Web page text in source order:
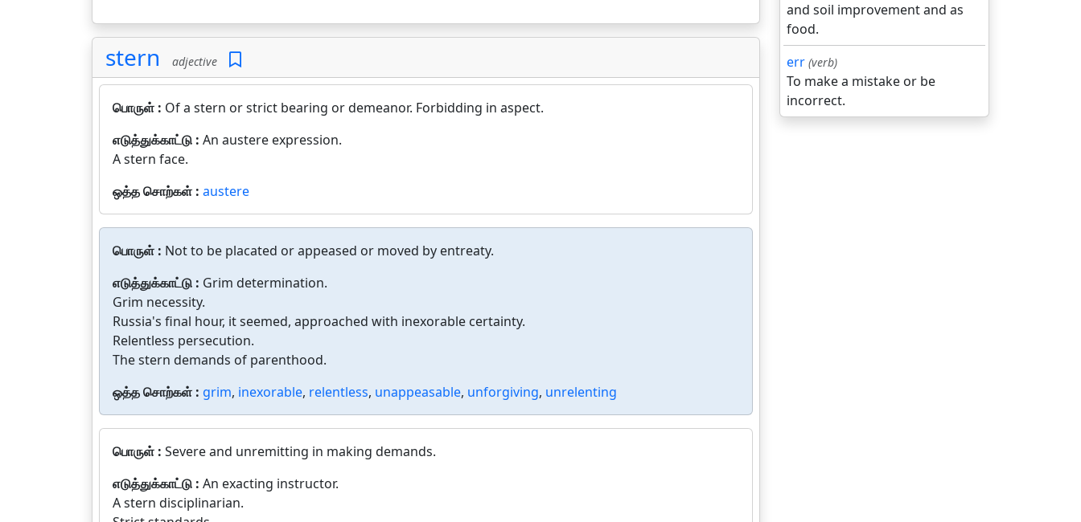
stern adjective
பொருள் : Of a stern or strict bearing or demeanor. Forbidding in aspect.
எடுத்துக்காட்டு : An austere expression.
A stern face.
ஒத்த சொற்கள் : austere
பொருள் : Not to be placated or appeased or moved by entreaty.
எடுத்துக்காட்டு : Grim determination.
Grim necessity.
Russia's final hour, it seemed, approached with inexorable certainty.
Relentless persecution.
The stern demands of parenthood.
ஒத்த சொற்கள் : grim, inexorable, relentless, unappeasable, unforgiving, unrelenting
பொருள் : Severe and unremitting in making demands.
எடுத்துக்காட்டு : An exacting instructor.
A stern disciplinarian.
and soil improvement and as
food.
err (verb)
To make a mistake or be
incorrect.